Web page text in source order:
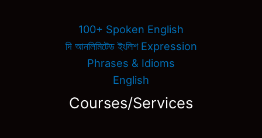
100+ Spoken English
দি আনলিমিটেড ইংলিশ Expression
Phrases & Idioms
English
Courses/Services